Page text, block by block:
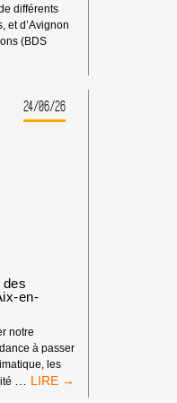
différents
et d’Avignon
(BDS
24/06/26
des
en-
notre
à passer
les
RASSEMBLEMENT